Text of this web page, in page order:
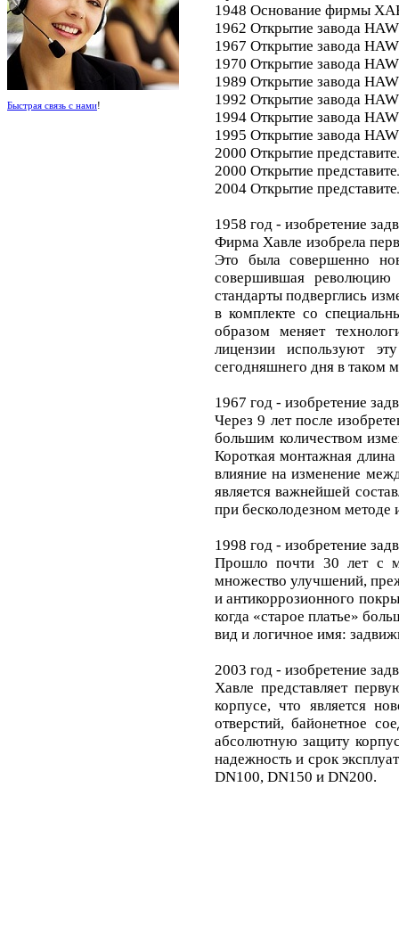
Быстрая связь с нами!
1948 Основание фирмы
1962 Открытие завода
1967 Открытие завода
1970 Открытие завода
1989 Открытие завода
1992 Открытие завода
1994 Открытие завода
1995 Открытие завода
2000 Открытие
2000 Открытие
2004 Открытие
1958 год - изобретение
Фирма Хавле изобрела
Это была совершенно
совершившая
стандарты подверглись
в комплекте со
образом меняет
лицензии используют
сегодняшнего дня в таком
1967 год - изобретение
Через 9 лет после
большим количеством
Короткая монтажная
влияние на изменение
является важнейшей
при бесколодезном методе
1998 год - изобретение
Прошло почти 30 лет с
множество улучшений,
и антикоррозионного
когда «старое платье»
вид и логичное имя:
2003 год - изобретение
Хавле представляет
корпусе, что является
отверстий, байонетное
абсолютную защиту
надежность и срок
DN100, DN150 и DN200.